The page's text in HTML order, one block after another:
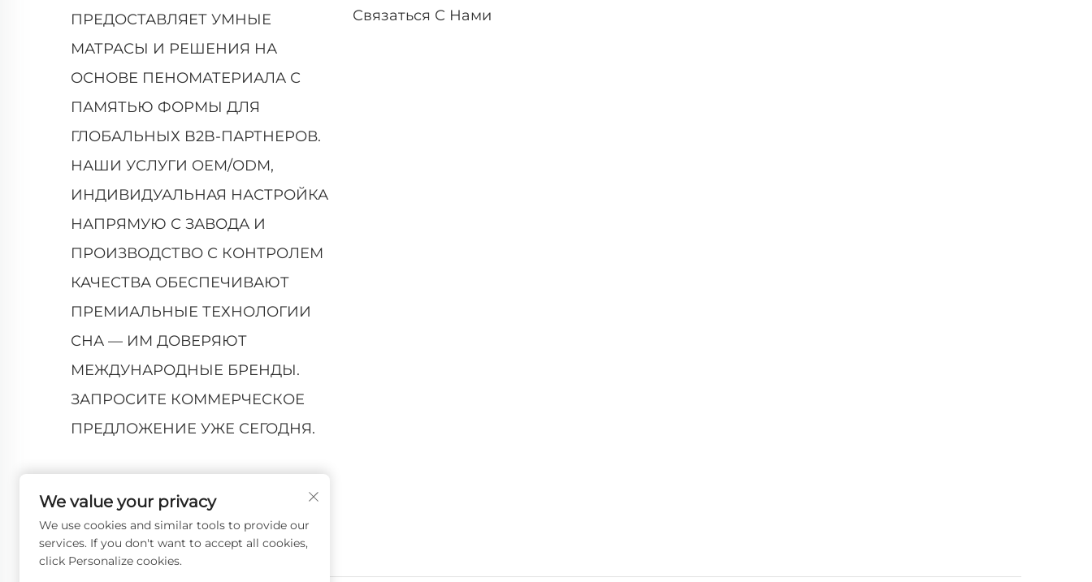
ПРЕДОСТАВЛЯЕТ УМНЫЕ
МАТРАСЫ И РЕШЕНИЯ НА
ОСНОВЕ ПЕНОМАТЕРИАЛА С
ПАМЯТЬЮ ФОРМЫ ДЛЯ
ГЛОБАЛЬНЫХ B2B-ПАРТНЕРОВ.
НАШИ УСЛУГИ OEM/ODM,
ИНДИВИДУАЛЬНАЯ НАСТРОЙКА
НАПРЯМУЮ С ЗАВОДА И
ПРОИЗВОДСТВО С КОНТРОЛЕМ
КАЧЕСТВА ОБЕСПЕЧИВАЮТ
ПРЕМИАЛЬНЫЕ ТЕХНОЛОГИИ
СНА — ИМ ДОВЕРЯЮТ
МЕЖДУНАРОДНЫЕ БРЕНДЫ.
ЗАПРОСИТЕ КОММЕРЧЕСКОЕ
ПРЕДЛОЖЕНИЕ УЖЕ СЕГОДНЯ.
Связаться С Нами
We value your privacy
We use cookies and similar tools to provide our
services. If you don't want to accept all cookies,
click Personalize cookies.